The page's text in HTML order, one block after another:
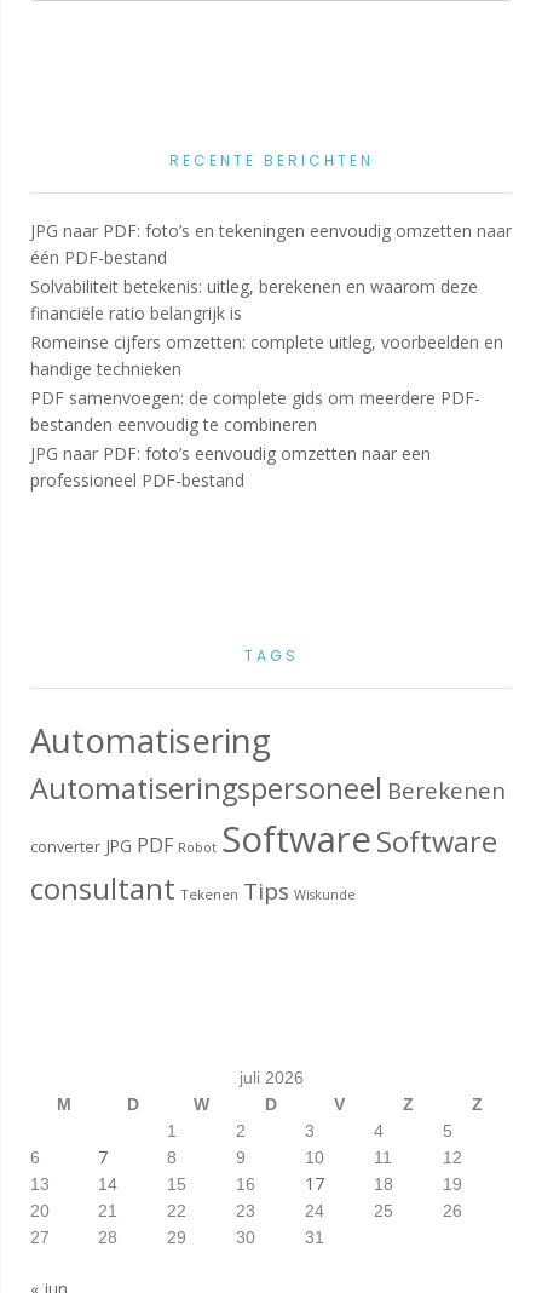
RECENTE BERICHTEN
JPG naar PDF: foto’s en tekeningen eenvoudig omzetten naar
één PDF-bestand
Solvabiliteit betekenis: uitleg, berekenen en waarom deze
financiële ratio belangrijk is
Romeinse cijfers omzetten: complete uitleg, voorbeelden en
handige technieken
PDF samenvoegen: de complete gids om meerdere PDF-
bestanden eenvoudig te combineren
JPG naar PDF: foto’s eenvoudig omzetten naar een
professioneel PDF-bestand
TAGS
Automatisering
Automatiseringspersoneel Berekenen
converter JPG PDF Robot SoftwareSoftware
consultant Tekenen Tips Wiskunde
juli 2026
M
D W D V Z
Z
1
2 3 4
5
6
7 8 9 10 11
12
13
14 15 16 17 18
19
20
21 22 23 24 25
26
27
28 29 30 31